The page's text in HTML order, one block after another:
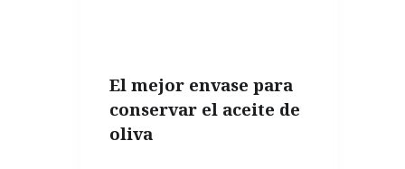
El mejor envase para
conservar el aceite de
oliva